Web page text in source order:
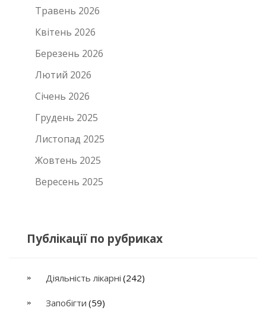
Травень 2026
Квітень 2026
Березень 2026
Лютий 2026
Січень 2026
Грудень 2025
Листопад 2025
Жовтень 2025
Вересень 2025
Публікації по рубриках
Діяльність лікарні (242)
Запобігти (59)